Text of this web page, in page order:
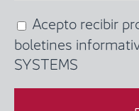
consentimiento
inequívoco
a
CHECKPOINT
Acepto recibir
boletines
SYSTEMS